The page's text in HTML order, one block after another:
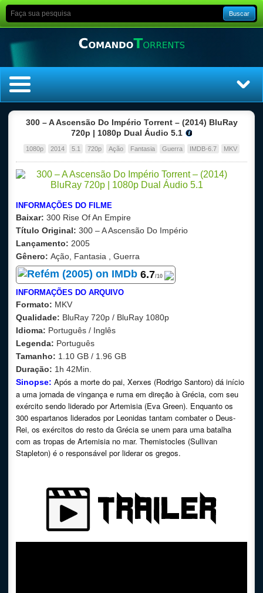
Buscar
Top Séries
Dublado
Legendado
300 – A Ascensão Do Império Torrent – (2014) BluRay
720p | 1080p Dual Áudio 5.1
1080p 2014 5.1 720p Ação Fantasia Guerra IMDB-6.7 MKV
INFORMAÇÕES DO FILME
Baixar: 300 Rise Of An Empire
Título Original: 300 – A Ascensão Do Império
Lançamento: 2005
Gênero: Ação, Fantasia , Guerra
6.7/10
INFORMAÇÕES DO ARQUIVO
Formato: MKV
Qualidade: BluRay 720p / BluRay 1080p
Idioma: Português / Inglês
Legenda: Português
Tamanho: 1.10 GB / 1.96 GB
Duração: 1h 42Min.
Sinopse: Após a morte do pai, Xerxes (Rodrigo Santoro) dá início
a uma jornada de vingança e ruma em direção à Grécia, com seu
exército sendo liderado por Artemisia (Eva Green). Enquanto os
300 espartanos liderados por Leonidas tantam combater o Deus-
Rei, os exércitos do resto da Grécia se unem para uma batalha
com as tropas de Artemisia no mar. Themistocles (Sullivan
Stapleton) é o responsável por liderar os gregos.